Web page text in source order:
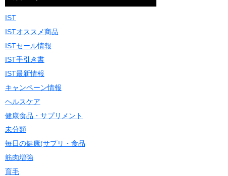
IST
ISTオススメ商品
ISTセール情報
IST手引き書
IST最新情報
キャンペーン情報
ヘルスケア
健康食品・サプリメント
未分類
毎日の健康(サプリ・食品
筋肉増強
育毛